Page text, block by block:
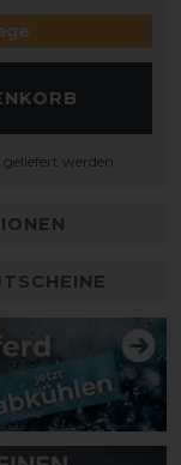
werden.